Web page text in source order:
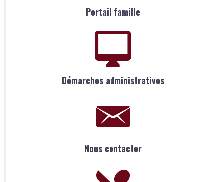
Portail famille
Démarches administratives
Nous contacter